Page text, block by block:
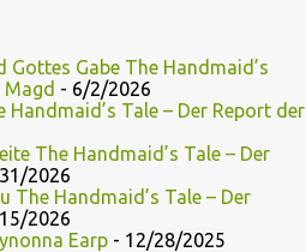
Gottes Gabe The Handmaid’s
Magd - 6/2/2026
Handmaid’s Tale – Der Report der
The Handmaid’s Tale – Der
2026
The Handmaid’s Tale – Der
2026
Earp - 12/28/2025